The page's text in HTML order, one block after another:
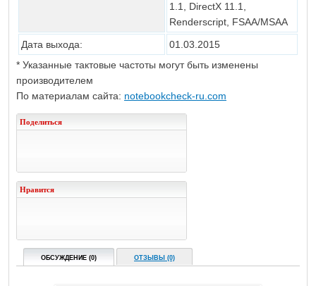
1.1, DirectX 11.1,
Renderscript, FSAA/MSAA
Дата выхода:
01.03.2015
* Указанные тактовые частоты могут быть изменены
производителем
По материалам сайта: notebookcheck-ru.com
Поделиться
Нравится
ОБСУЖДЕНИЕ (0) ОТЗЫВЫ (0)